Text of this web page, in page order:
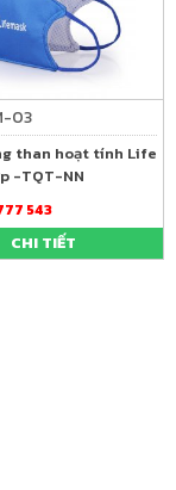
03
than hoạt tính Life
-TQT-NN
543
CHI TIẾT